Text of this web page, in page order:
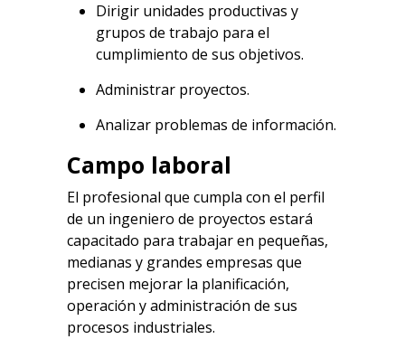
Dirigir unidades productivas y
grupos de trabajo para el
cumplimiento de sus objetivos.
Administrar proyectos.
Analizar problemas de información.
Campo laboral
El profesional que cumpla con el perfil
de un ingeniero de proyectos estará
capacitado para trabajar en pequeñas,
medianas y grandes empresas que
precisen mejorar la planificación,
operación y administración de sus
procesos industriales.